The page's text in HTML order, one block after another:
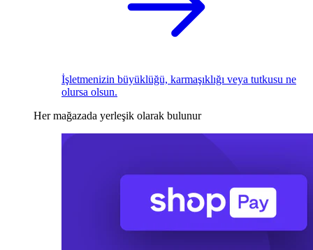
İşletmenizin büyüklüğü, karmaşıklığı veya tutkusu ne
olursa olsun.
Her mağazada yerleşik olarak bulunur